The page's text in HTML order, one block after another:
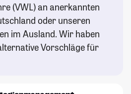
(VWL) an anerkannten
oder unseren
im Ausland. Wir haben
Vorschläge für